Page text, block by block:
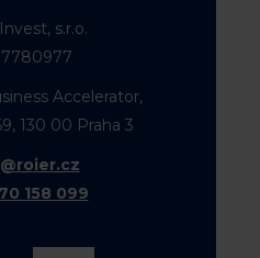
s.r.o.
Accelerator,
130 00 Praha 3
158 099